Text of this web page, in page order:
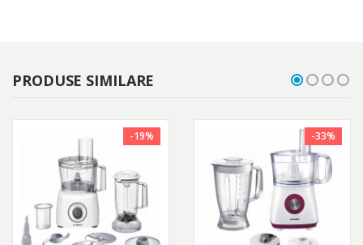
2,0 kg, acest bol de mixare ofera spatiu suficient pentru idei
MATERIAL / DESIGN
- Vas de mixare din plastic pentru 1 kg faina + ingrediente (max.
2,7 kg aluat), inclusiv capac albastru transparent pentru
PRODUSE SIMILARE
-19% -33%